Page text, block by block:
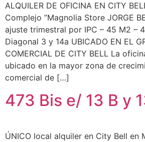
ALQUILER DE OFICINA EN CITY
Complejo ”Magnolia Store JORGE
ajuste trimestral por IPC – 45 M2 –
Diagonal 3 y 14a UBICADO EN EL
COMERCIAL DE CITY BELL La
ubicado en la mayor zona de
comercial de […]
473 Bis e/ 13 B y
ÚNICO local alquiler en City Bell en